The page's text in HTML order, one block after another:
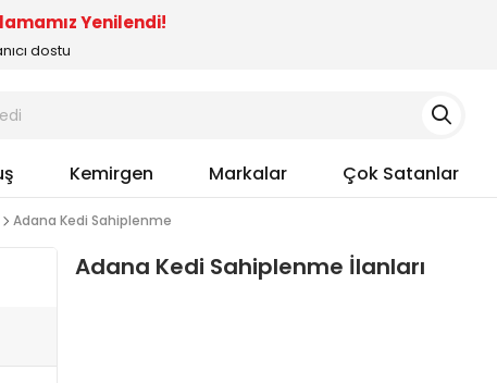
Yenilendi!
dostu
Kemirgen Markalar Çok Satanlar
Adana Kedi Sahiplenme
Adana Kedi Sahiplenme İlanları